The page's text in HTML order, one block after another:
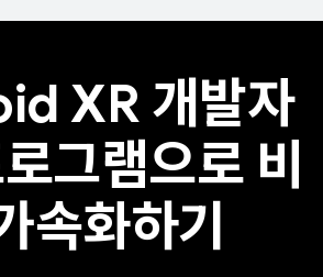
XR 개발자
그램으로 비
속화하기